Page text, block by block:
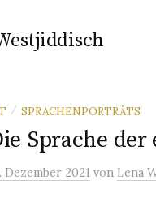
/ SPRACHENPORTRÄTS
Sprache
Dezember 2021 von Lena